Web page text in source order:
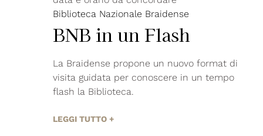
Biblioteca Nazionale Braidense
BNB in un Flash
La Braidense propone un nuovo format di
visita guidata per conoscere in un tempo
flash la Biblioteca.
LEGGI TUTTO +